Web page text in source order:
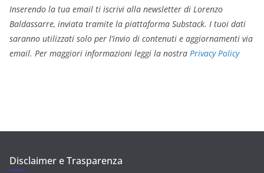
Inserendo la tua email ti iscrivi alla newsletter di Lorenzo
Baldassarre, inviata tramite la piattaforma Substack. I tuoi dati
saranno utilizzati solo per l’invio di contenuti e aggiornamenti via
email. Per maggiori informazioni leggi la nostra Privacy Policy
Disclaimer e Trasparenza